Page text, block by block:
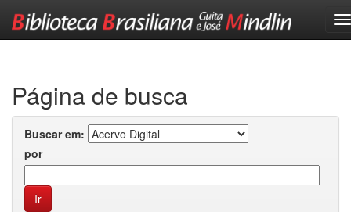
Página de busca
Buscar em:
por